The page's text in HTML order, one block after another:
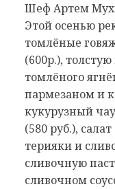
Шеф Артем
Этой осенью
томлёные
(600р.),
томлёного
пармезаном и
кукурузный
(580 руб.),
терияки и
сливочную
сливочном